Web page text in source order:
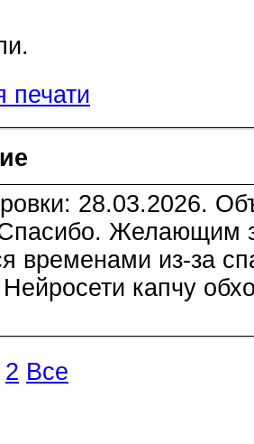
печати
28.03.2026.
Желающим
временами из-за
капчу
2 Все